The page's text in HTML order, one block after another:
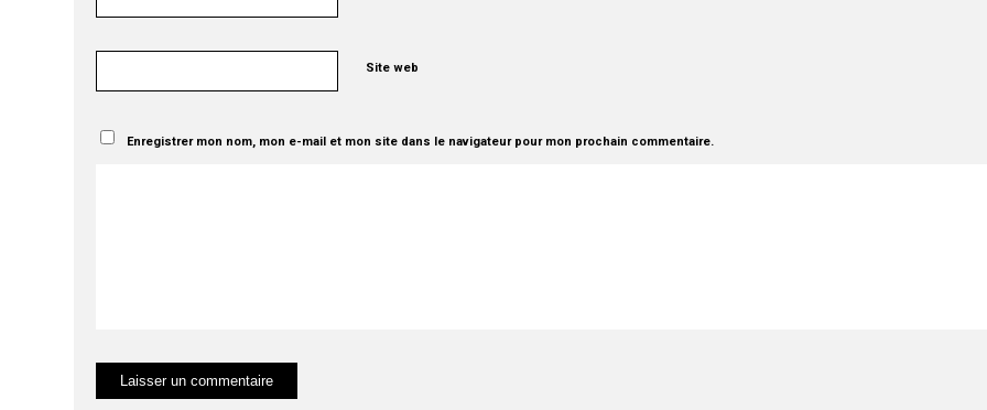
Site web
Enregistrer mon nom, mon e-mail et mon site dans le navigateur pour mon prochain commentaire.